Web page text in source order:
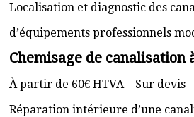
Localisation et diagnostic des
d’équipements professionnels
Chemisage de canalisation
À partir de 60€ HTVA – Sur devis
Réparation intérieure d’une